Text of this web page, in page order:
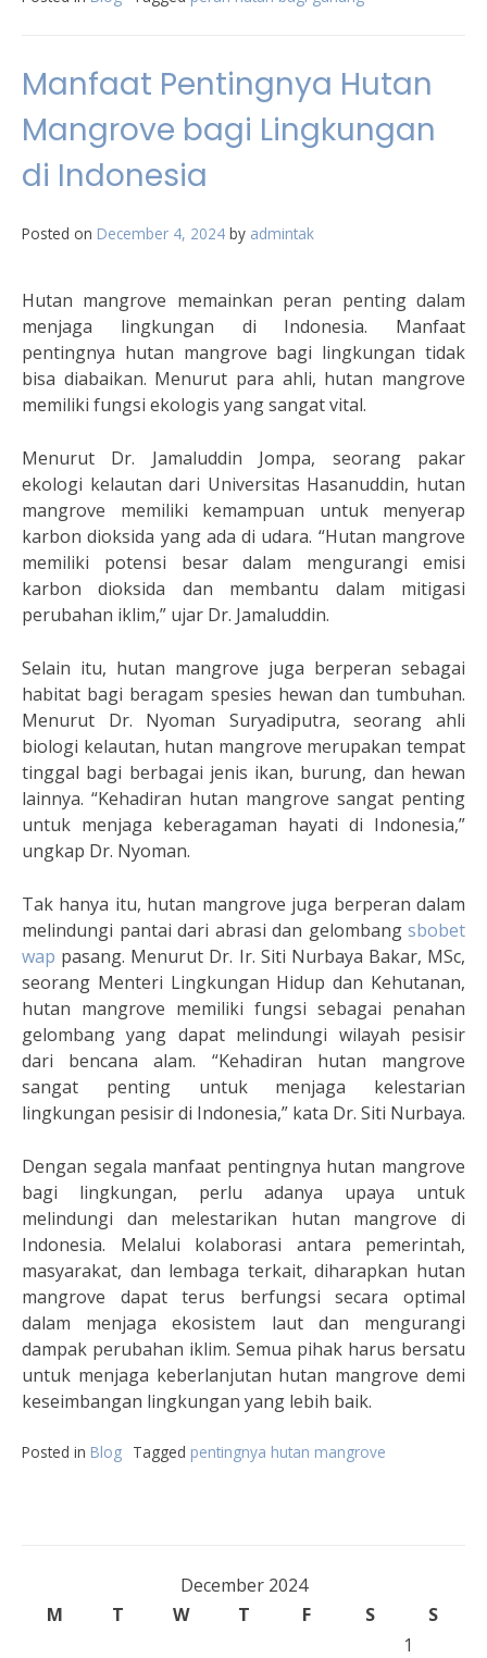
Manfaat Pentingnya Hutan
Mangrove bagi Lingkungan
di Indonesia
Posted on December 4, 2024 by admintak
Hutan mangrove memainkan peran penting dalam
menjaga lingkungan di Indonesia. Manfaat
pentingnya hutan mangrove bagi lingkungan tidak
bisa diabaikan. Menurut para ahli, hutan mangrove
memiliki fungsi ekologis yang sangat vital.
Menurut Dr. Jamaluddin Jompa, seorang pakar
ekologi kelautan dari Universitas Hasanuddin, hutan
mangrove memiliki kemampuan untuk menyerap
karbon dioksida yang ada di udara. “Hutan mangrove
memiliki potensi besar dalam mengurangi emisi
karbon dioksida dan membantu dalam mitigasi
perubahan iklim,” ujar Dr. Jamaluddin.
Selain itu, hutan mangrove juga berperan sebagai
habitat bagi beragam spesies hewan dan tumbuhan.
Menurut Dr. Nyoman Suryadiputra, seorang ahli
biologi kelautan, hutan mangrove merupakan tempat
tinggal bagi berbagai jenis ikan, burung, dan hewan
lainnya. “Kehadiran hutan mangrove sangat penting
untuk menjaga keberagaman hayati di Indonesia,”
ungkap Dr. Nyoman.
Tak hanya itu, hutan mangrove juga berperan dalam
melindungi pantai dari abrasi dan gelombang sbobet
wap pasang. Menurut Dr. Ir. Siti Nurbaya Bakar, MSc,
seorang Menteri Lingkungan Hidup dan Kehutanan,
hutan mangrove memiliki fungsi sebagai penahan
gelombang yang dapat melindungi wilayah pesisir
dari bencana alam. “Kehadiran hutan mangrove
sangat penting untuk menjaga kelestarian
lingkungan pesisir di Indonesia,” kata Dr. Siti Nurbaya.
Dengan segala manfaat pentingnya hutan mangrove
bagi lingkungan, perlu adanya upaya untuk
melindungi dan melestarikan hutan mangrove di
Indonesia. Melalui kolaborasi antara pemerintah,
masyarakat, dan lembaga terkait, diharapkan hutan
mangrove dapat terus berfungsi secara optimal
dalam menjaga ekosistem laut dan mengurangi
dampak perubahan iklim. Semua pihak harus bersatu
untuk menjaga keberlanjutan hutan mangrove demi
keseimbangan lingkungan yang lebih baik.
Posted in Blog Tagged pentingnya hutan mangrove
December 2024
M
T W T F S
S
1